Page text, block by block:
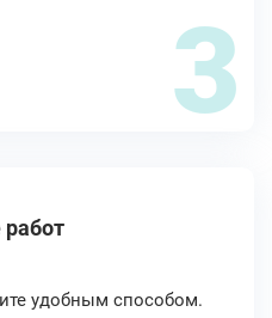
3
удобным способом.